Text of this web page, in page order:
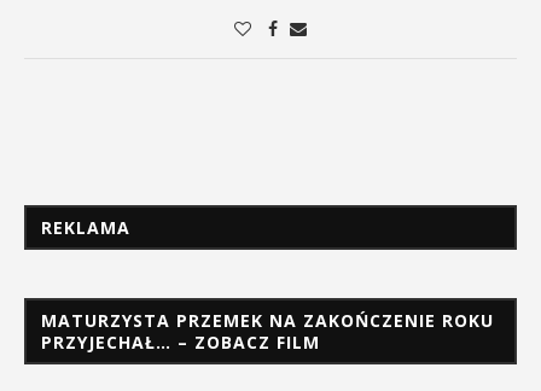
REKLAMA
MATURZYSTA PRZEMEK NA ZAKOŃCZENIE ROKU
PRZYJECHAŁ… – ZOBACZ FILM